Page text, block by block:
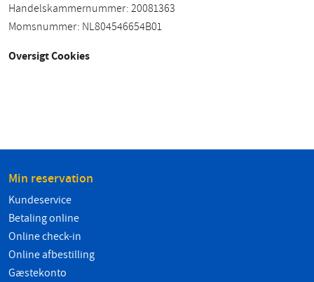
Handelskammernummer: 20081363
Momsnummer: NL804546654B01
Oversigt Cookies
Min reservation
Kundeservice
Betaling online
Online check-in
Online afbestilling
Gæstekonto